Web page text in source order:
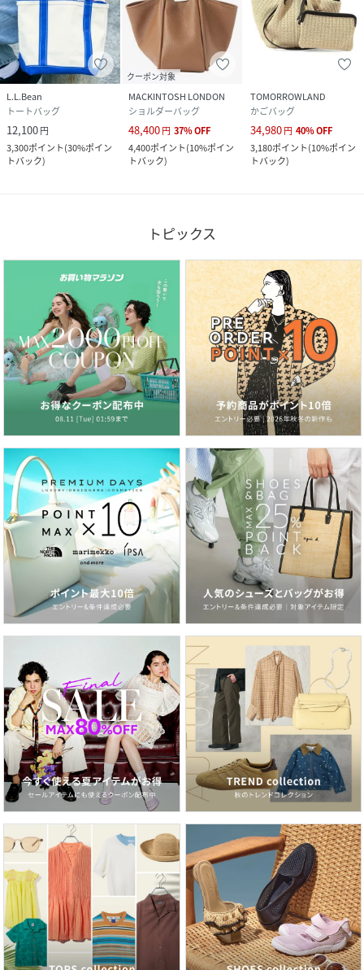
L.L.Bean
トートバッグ
12,100円
3,300ポイント(30%ポイン
トバック)
クーポン対象
MACKINTOSH LONDON
ショルダーバッグ
48,400円 37%OFF
4,400ポイント(10%ポイン
トバック)
TOMORROWLAND
かごバッグ
34,980円 40%OFF
3,180ポイント(10%ポイン
トバック)
トピックス